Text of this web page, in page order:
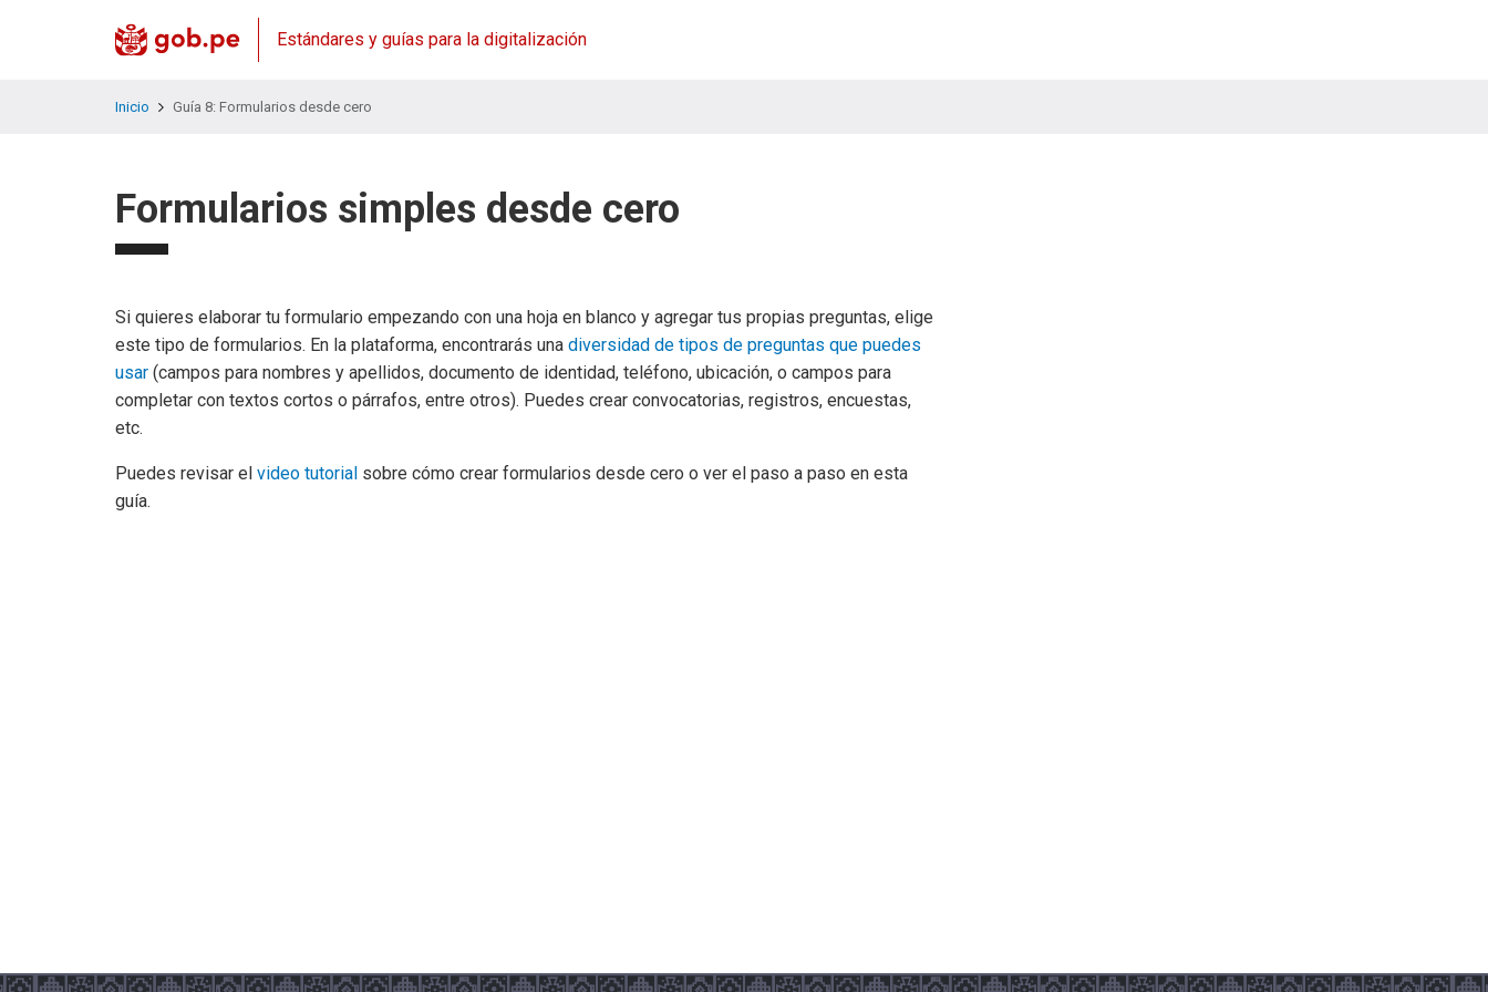
Estándares y guías para la digitalización
Inicio Guía 8: Formularios desde cero
Formularios simples desde cero
Si quieres elaborar tu formulario empezando con una hoja en blanco y agregar tus propias preguntas, elige
este tipo de formularios. En la plataforma, encontrarás una diversidad de tipos de preguntas que puedes
usar (campos para nombres y apellidos, documento de identidad, teléfono, ubicación, o campos para
completar con textos cortos o párrafos, entre otros). Puedes crear convocatorias, registros, encuestas,
etc.
Puedes revisar el video tutorial sobre cómo crear formularios desde cero o ver el paso a paso en esta
guía.